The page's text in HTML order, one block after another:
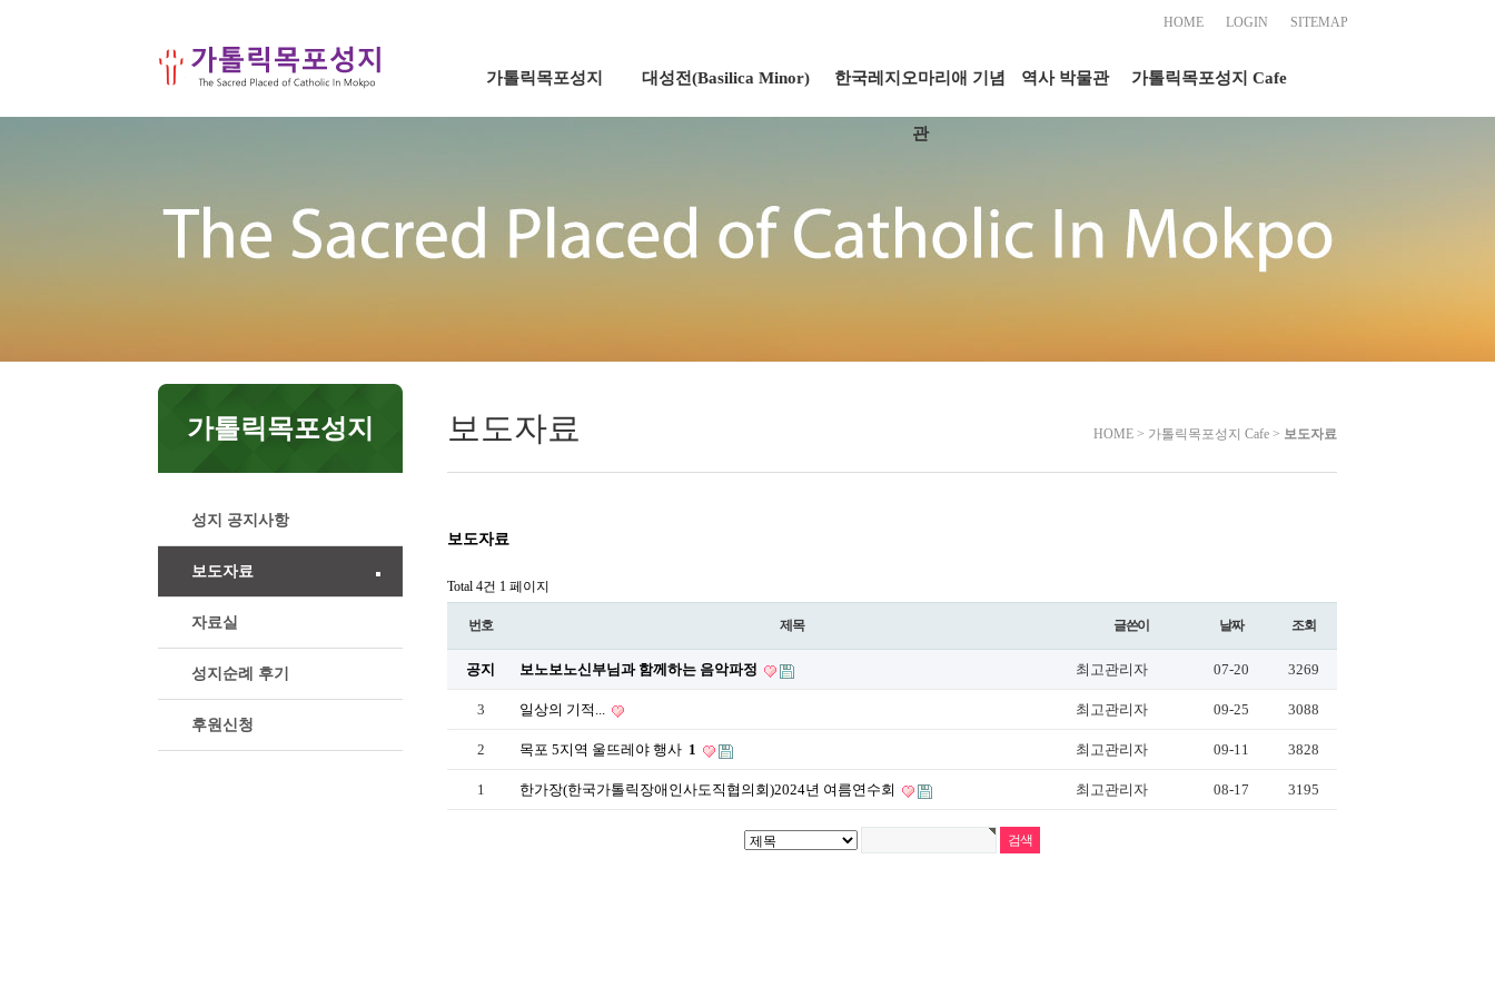
SITEMAP
LOGIN
HOME
가톨릭목포성지 대성전(Basilica Minor) 한국레지오마리애 기념
관
역사 박물관 가톨릭목포성지 Cafe
가톨릭목포성지
Cafe
성지 공지사항
보도자료
자료실
성지순례 후기
후원신청
보도자료 HOME > 가톨릭목포성지 Cafe > 보도자료
보도자료
Total 4건 1 페이지
번호 제목 글쓴이 날짜 조회
공지 보노보노신부님과 함께하는 음악파정 최고관리자 07-20 3269
3 일상의 기적... 최고관리자 09-25 3088
2 목포 5지역 울뜨레야 행사 1 최고관리자 09-11 3828
1 한가장(한국가톨릭장애인사도직협의회)2024년 여름연수회 최고관리자 08-17 3195